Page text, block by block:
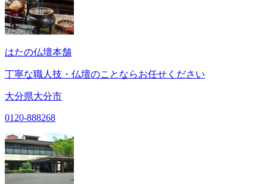
はたの仏壇本舗
丁寧な職人技・仏壇のことならお任せください
大分県大分市
0120-888268